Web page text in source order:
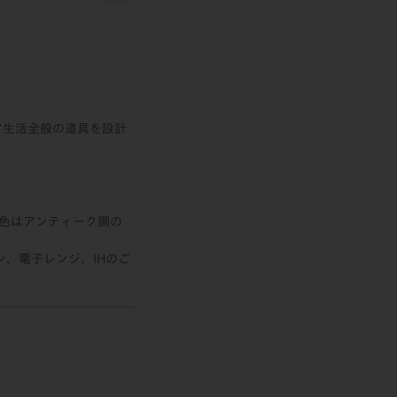
活全般の道具を設計
はアンティーク調の
、電子レンジ、IHのご